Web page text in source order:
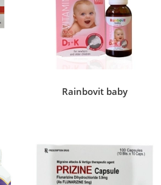
Rainbovit baby